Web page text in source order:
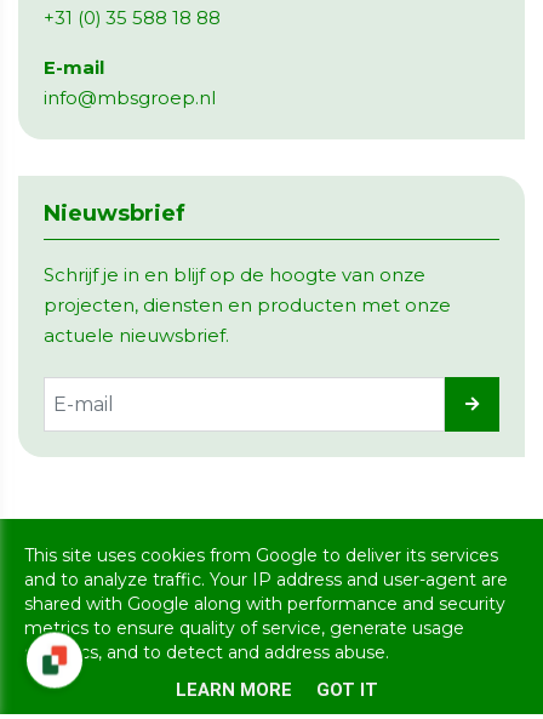
+31 (0) 35 588 18 88
E-mail
info@mbsgroep.nl
Nieuwsbrief
Schrijf je in en blijf op de hoogte van onze
projecten, diensten en producten met onze
actuele nieuwsbrief.
Copyright @ 2026 MBS Groep. All rights reserved
Privacy & Cookies|UP-TO-DATE Webdesign
This site uses cookies from Google to deliver its services
and to analyze traffic. Your IP address and user-agent are
shared with Google along with performance and security
metrics to ensure quality of service, generate usage
statistics, and to detect and address abuse.
LEARN MORE
GOT IT